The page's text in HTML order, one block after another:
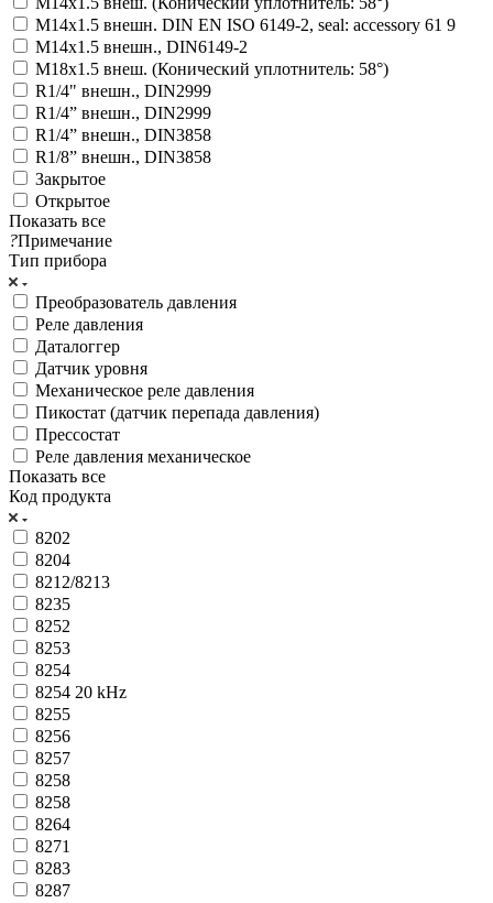
M14x1.5 внешн. DIN EN ISO 6149-2, seal: accessory 61 9
M14x1.5 внешн., DIN6149-2
M18x1.5 внеш. (Конический уплотнитель: 58°)
R1/4" внешн., DIN2999
R1/4” внешн., DIN2999
R1/4” внешн., DIN3858
R1/8” внешн., DIN3858
Закрытое
Открытое
Показать все
?Примечание
Тип прибора
Преобразователь давления
Реле давления
Даталоггер
Датчик уровня
Механическое реле давления
Пикостат (датчик перепада давления)
Прессостат
Реле давления механическое
Показать все
Код продукта
8202
8204
8212/8213
8235
8252
8253
8254
8254 20 kHz
8255
8256
8257
8258
8258
8264
8271
8283
8287